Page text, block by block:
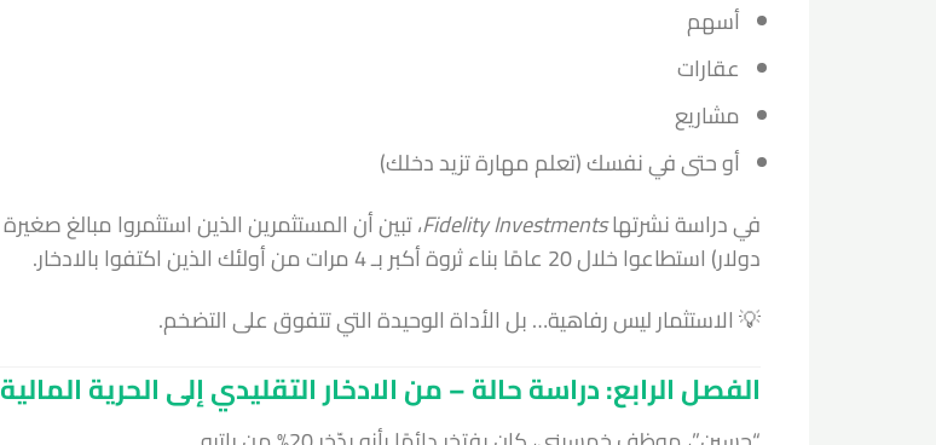
أسهم
عقارات
مشاريع
أو حتى في نفسك (تعلم مهارة تزيد دخلك)
في دراسة نشرتهاFidelity Investments
دولار) استطاعوا خلال 20 عامًا بناء ثروة أكبر بـ 4 مرات من أولئك الذين اكتفوا بالادخار.
💡 الاستثمار ليس رفاهية… بل الأداة الوحيدة التي تتفوق على التضخم.
الفصل الرابع: دراسة حالة – من الادخار التقليدي إلى الحرية المالية